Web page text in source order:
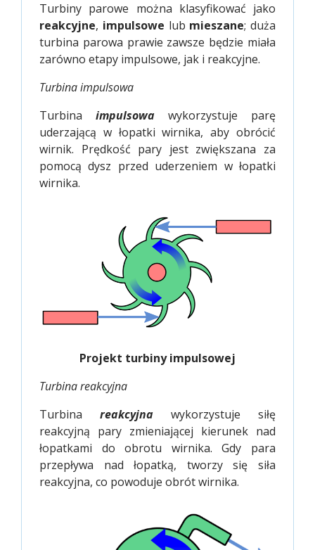
Turbiny parowe można klasyfikować jako
reakcyjne, impulsowe lub mieszane; duża
turbina parowa prawie zawsze będzie miała
zarówno etapy impulsowe, jak i reakcyjne.
Turbina impulsowa
Turbina impulsowa wykorzystuje parę
uderzającą w łopatki wirnika, aby obrócić
wirnik. Prędkość pary jest zwiększana za
pomocą dysz przed uderzeniem w łopatki
wirnika.
Projekt turbiny impulsowej
Turbina reakcyjna
Turbina reakcyjna wykorzystuje siłę
reakcyjną pary zmieniającej kierunek nad
łopatkami do obrotu wirnika. Gdy para
przepływa nad łopatką, tworzy się siła
reakcyjna, co powoduje obrót wirnika.